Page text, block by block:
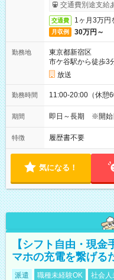
交通費別途支給
交通費 1ヶ月3万円
月収例 30万円～
勤務地
東京都新宿区
市ケ谷駅から徒歩3
放送
勤務時間 11:00-20:00（休憩
期間 即日～長期 ※開始
特徴 履歴書不要
気になる！
【シフト自由・現
マホの充電を繋げる
派遣 職種未経験OK 社会人